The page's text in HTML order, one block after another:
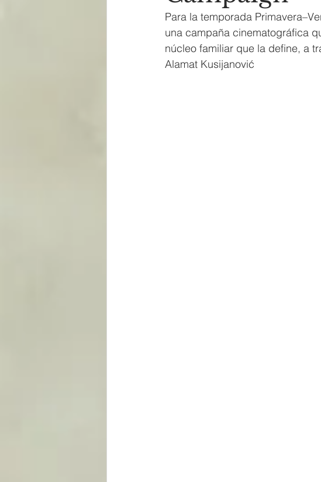
Para la temporada
una campaña cinematográfica
núcleo familiar que la define, a
Alamat Kusijanović